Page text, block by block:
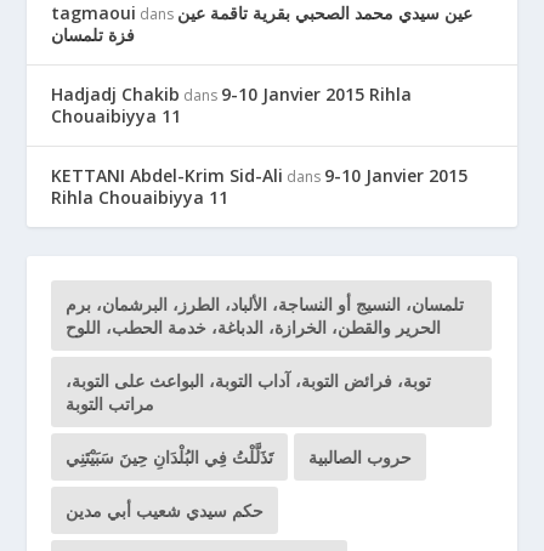
tagmaoui dans عين سيدي محمد الصحبي بقرية تاقمة عين
فزة تلمسان
Hadjadj Chakib dans 9-10 Janvier 2015 Rihla
Chouaibiyya 11
KETTANI Abdel-Krim Sid-Ali dans 9-10 Janvier 2015
Rihla Chouaibiyya 11
تلمسان، النسيج أو النساجة، الألباد، الطرز، البرشمان، برم
الحرير والقطن، الخرازة، الدباغة، خدمة الحطب، اللوح
توبة، فرائض التوبة، آداب التوبة، البواعث على التوبة،
مراتب التوبة
تَذَلَّلْتُ فِي البُلْدَانِ حِينَ سَبَيْتَنِي حروب الصالبية
حكم سيدي شعيب أبي مدين